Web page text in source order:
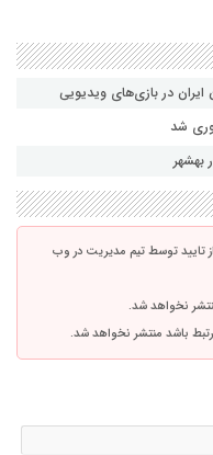
در بازی‌های ویدیویی
بهشهر
تایید توسط تیم مدیریت در وب
نخواهد شد.
باشد منتشر نخواهد شد.